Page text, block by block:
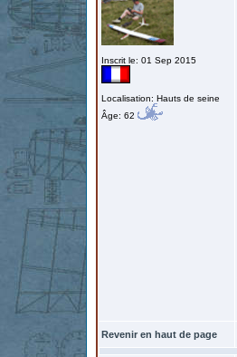
Inscrit le: 01 Sep 2015
Localisation: Hauts de seine
Âge: 62
Revenir en haut de page